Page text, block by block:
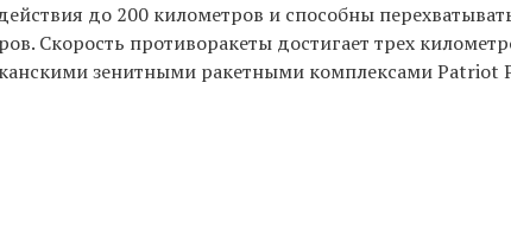
до 200 километров и способны
Скорость противоракеты достигает трех
зенитными ракетными комплексами Patriot